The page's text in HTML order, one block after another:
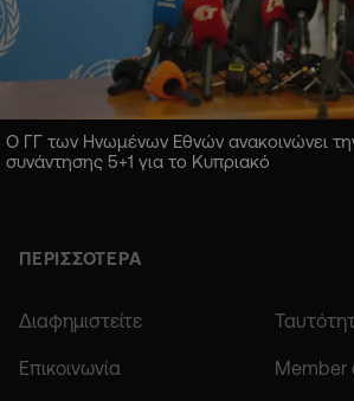
Ο ΓΓ των Ηνωμένων Εθνών ανακοινώνει
συνάντησης 5+1 για το Κυπριακό
ΠΕΡΙΣΣΟΤΕΡΑ
Διαφημιστείτε
Επικοινωνία Member